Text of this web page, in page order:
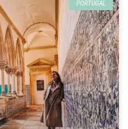
PORTUGAL